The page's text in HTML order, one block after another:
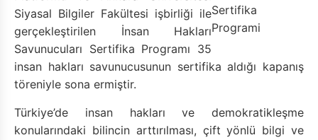
Siyasal Bilgiler Fakültesi işbirliği ile
gerçekleştirilen İnsan Hakları
Savunucuları Sertifika Programı 35
insan hakları savunucusunun sertifika aldığı kapanış
töreniyle sona ermiştir.
Türkiye’de insan hakları ve demokratikleşme
konularındaki bilincin arttırılması, çift yönlü bilgi ve